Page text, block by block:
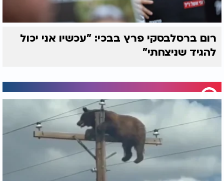
רום ברסלבסקי פרץ בבכי: "עכשיו אני יכול
להגיד שניצחתי"